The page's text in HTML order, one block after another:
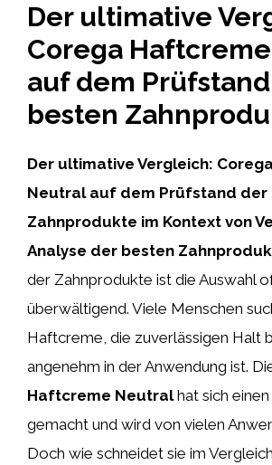
Der ultimative
Corega
auf dem
besten
Der ultimative Vergleich:
Neutral auf dem Prüfstand der
Zahnprodukte im Kontext von
Analyse der besten
der Zahnprodukte ist die Auswahl
überwältigend. Viele Menschen
Haftcreme, die zuverlässigen Halt
angenehm in der Anwendung ist.
Haftcreme Neutralhat sich
gemacht und wird von vielen
Doch wie schneidet sie im